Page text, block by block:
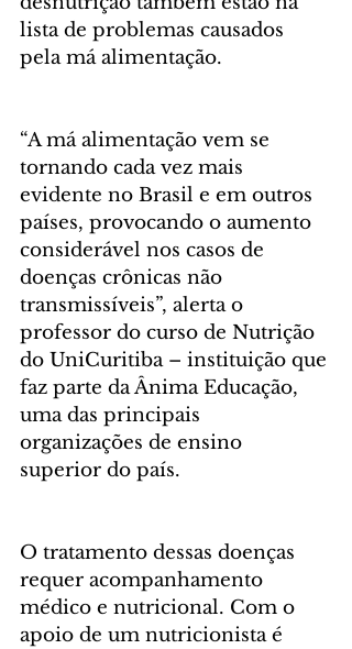
lista de problemas causados
pela má alimentação.
“A má alimentação vem se
tornando cada vez mais
evidente no Brasil e em outros
países, provocando o aumento
considerável nos casos de
doenças crônicas não
transmissíveis”, alerta o
professor do curso de Nutrição
do UniCuritiba – instituição que
faz parte da Ânima Educação,
uma das principais
organizações de ensino
superior do país.
O tratamento dessas doenças
requer acompanhamento
médico e nutricional. Com o
apoio de um nutricionista é